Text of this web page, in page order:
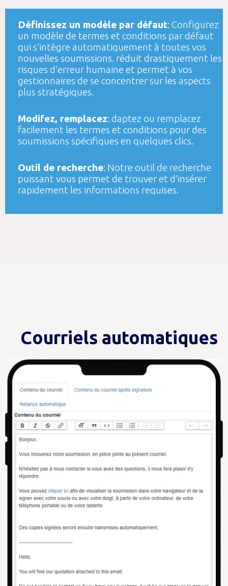
Définissez un modèle par défaut: Configurez
un modèle de termes et conditions par défaut
qui s’intègre automatiquement à toutes vos
nouvelles soumissions. réduit drastiquement les
risques d’erreur humaine et permet à vos
gestionnaires de se concentrer sur les aspects
plus stratégiques.
Modifez, remplacez: daptez ou remplacez
facilement les termes et conditions pour des
soumissions spécifiques en quelques clics.
Outil de recherche: Notre outil de recherche
puissant vous permet de trouver et d’insérer
rapidement les informations requises.
Courriels automatiques